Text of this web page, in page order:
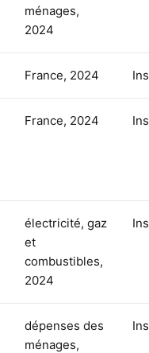
ménages,
2024
France, 2024
France, 2024
électricité, gaz
et
combustibles,
2024
dépenses des
ménages,